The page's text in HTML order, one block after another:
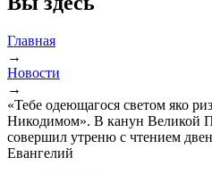
Главная
→
Новости
→
«Тебе одеющагося светом яко
Никодимом». В канун Великой
совершил утреню с чтением
Евангелий